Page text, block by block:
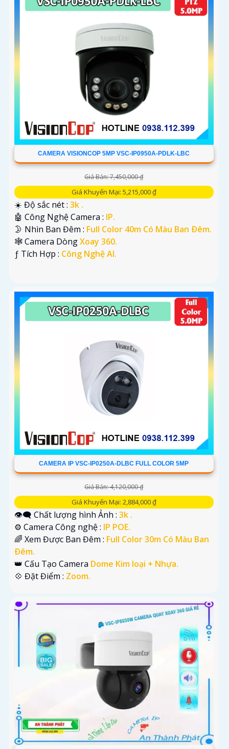
CAMERA VISIONCOP 5MP VSC-IP0950A-PDLK-LBC
Giá Bán: 7,450,000 ₫
Giá Khuyến Mại: 5,215,000 ₫
☀️ Độ sắc nét : 3k .
🤖️ Công Nghệ Camera : IP.
🌛 Nhìn Ban Đêm : Full Color 40m Có Màu Ban Ðêm.
🕸️ Camera DòngXoay 360.
️ƒ Tích Hợp : Công Nghệ AI.
CAMERA IP VSC-IP0250A-DLBC FULL COLOR 5MP
Giá Bán: 4,120,000 ₫
Giá Khuyến Mại: 2,884,000 ₫
👁️‍🗨 Chất lượng hình Ảnh : 3k .
⚙ Camera Công nghệ : IP POE.
🌈 Xem Được Ban Đêm : Full Color 30m Có Màu Ban
Ðêm.
👑 Cấu Tạo Camera Dome Kim loại + Nhựa.
️💠 Đặt Điểm : Zoom.